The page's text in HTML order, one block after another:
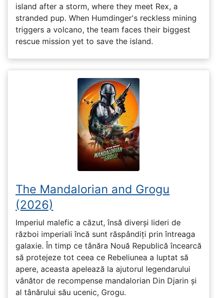
island after a storm, where they meet Rex, a
stranded pup. When Humdinger's reckless mining
triggers a volcano, the team faces their biggest
rescue mission yet to save the island.
The Mandalorian and Grogu
(2026)
Imperiul malefic a căzut, însă diverși lideri de
război imperiali încă sunt răspândiți prin întreaga
galaxie. În timp ce tânăra Nouă Republică încearcă
să protejeze tot ceea ce Rebeliunea a luptat să
apere, aceasta apelează la ajutorul legendarului
vânător de recompense mandalorian Din Djarin și
al tânărului său ucenic, Grogu.